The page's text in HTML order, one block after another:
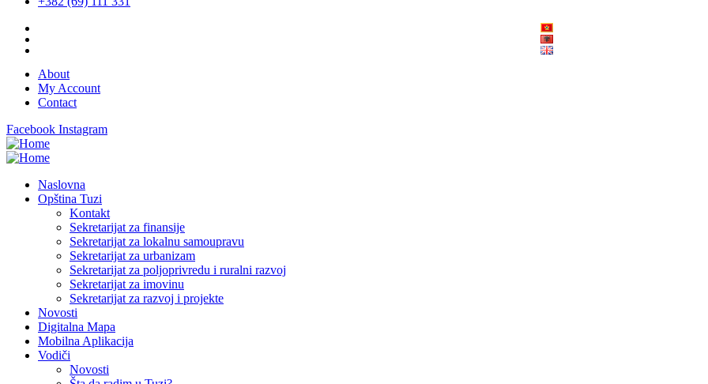
About
My Account
Contact
Facebook Instagram
Naslovna
Opština Tuzi
Kontakt
Sekretarijat za finansije
Sekretarijat za lokalnu samoupravu
Sekretarijat za urbanizam
Sekretarijat za poljoprivredu i ruralni razvoj
Sekretarijat za imovinu
Sekretarijat za razvoj i projekte
Novosti
Digitalna Mapa
Mobilna Aplikacija
Vodiči
Novosti